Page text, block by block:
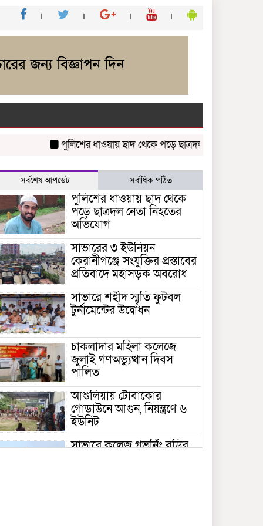
পুলিশের ধাওয়ায় ছাদ থেকে পড়ে ছাত্রদল নেতা নিহতের
সর্বশেষ আপডেট সর্বাধিক পঠিত
পুলিশের ধাওয়ায় ছাদ থেকে
পড়ে ছাত্রদল নেতা নিহতের
অভিযোগ
সাভারের ৩ ইউনিয়ন
কেরানীগঞ্জে সংযুক্তির প্রস্তাবের
প্রতিবাদে মহাসড়ক অবরোধ
সাভারে শহীদ স্মৃতি ফুটবল
টুর্নামেন্টের উদ্বোধন
চাকলাদার মহিলা কলেজে
জুলাই গণঅভ্যুত্থান দিবস
পালিত
আশুলিয়ায় টোবাকোর
গোডাউনে আগুন, নিয়ন্ত্রণে ৬
ইউনিট
সাভারে কলেজ গভর্নিং বডির